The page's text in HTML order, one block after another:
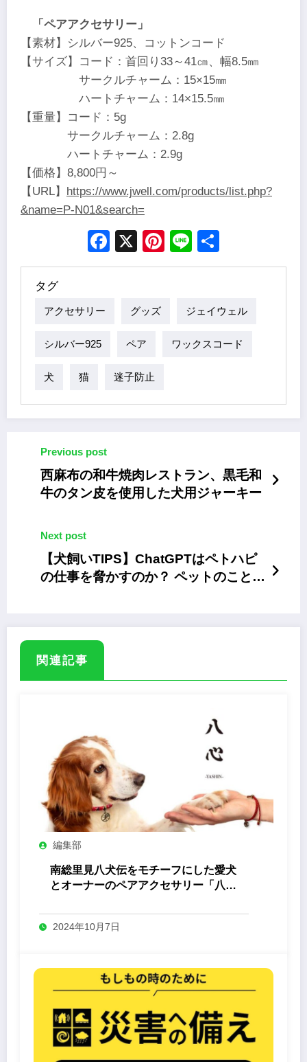
「ペアアクセサリー」
【素材】シルバー925、コットンコード
【サイズ】コード：首回り33～41㎝、幅8.5㎜
サークルチャーム：15×15㎜
ハートチャーム：14×15.5㎜
【重量】コード：5g
サークルチャーム：2.8g
ハートチャーム：2.9g
【価格】8,800円～
【URL】 https://www.jwell.com/products/list.php?
&name=P-N01&search=
Facebook
X Pinterest
Line
タグ
アクセサリー グッズ ジェイウェル
シルバー925 ペア ワックスコード
犬 猫 迷子防止
Previous post
西麻布の和牛焼肉レストラン、黒毛和
牛のタン皮を使用した犬用ジャーキー
Next post
【犬飼いTIPS】ChatGPTはペトハピ
の仕事を脅かすのか？ ペットのことに
関連記事
編集部
南総里見八犬伝をモチーフにした愛犬
とオーナーのペアアクセサリー「八心
2024年10月7日